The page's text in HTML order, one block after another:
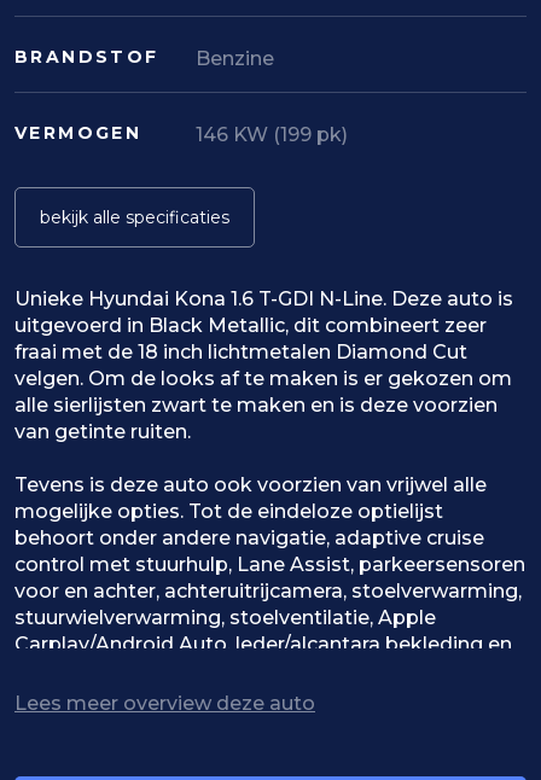
BRANDSTOF Benzine
VERMOGEN 146 KW (199 pk)
bekijk alle specificaties
Unieke Hyundai Kona 1.6 T-GDI N-Line. Deze auto is
uitgevoerd in Black Metallic, dit combineert zeer
fraai met de 18 inch lichtmetalen Diamond Cut
velgen. Om de looks af te maken is er gekozen om
alle sierlijsten zwart te maken en is deze voorzien
van getinte ruiten.
Tevens is deze auto ook voorzien van vrijwel alle
mogelijke opties. Tot de eindeloze optielijst
behoort onder andere navigatie, adaptive cruise
control met stuurhulp, Lane Assist, parkeersensoren
voor en achter, achteruitrijcamera, stoelverwarming,
stuurwielverwarming, stoelventilatie, Apple
Carplay/Android Auto, leder/alcantara bekleding en
Lees meer overview deze auto